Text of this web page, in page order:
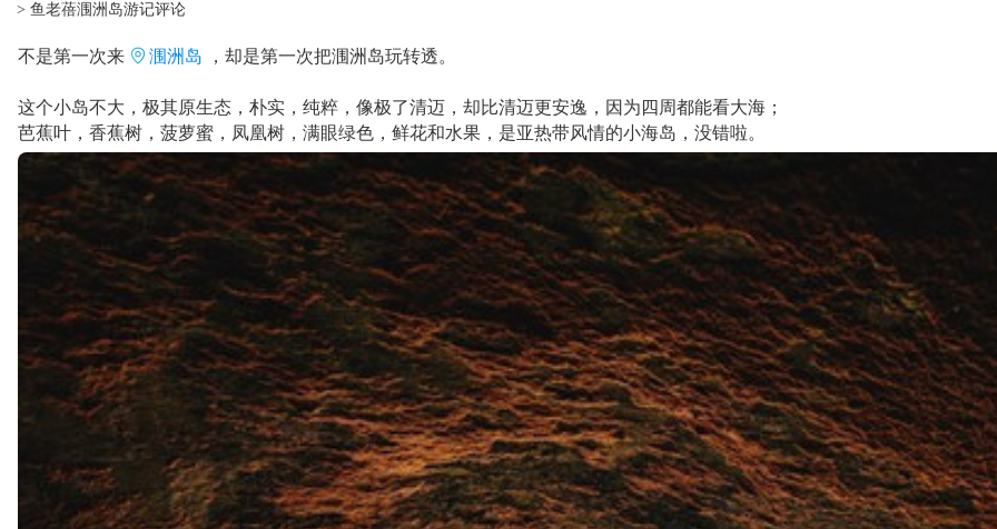
> 鱼老蓓涠洲岛游记评论
不是第一次来 涠洲岛 ，却是第一次把涠洲岛玩转透。
这个小岛不大，极其原生态，朴实，纯粹，像极了清迈，却比清迈更安逸，因为四周都能看大海；
芭蕉叶，香蕉树，菠萝蜜，凤凰树，满眼绿色，鲜花和水果，是亚热带风情的小海岛，没错啦。